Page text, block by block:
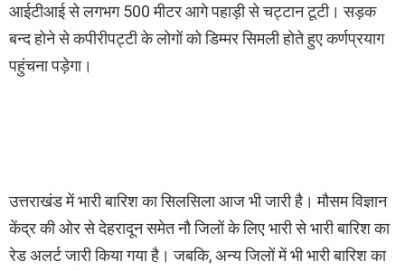
आईटीआई से लगभग 500 मीटर आगे पहाड़ी से चट्टान टूटी। सड़क
बन्द होने से कपीरीपट्टी के लोगों को डिम्मर सिमली होते हुए कर्णप्रयाग
पहुंचना पड़ेगा।
उत्तराखंड में भारी बारिश का सिलसिला आज भी जारी है। मौसम विज्ञान
केंद्र की ओर से देहरादून समेत नौ जिलों के लिए भारी से भारी बारिश का
रेड अलर्ट जारी किया गया है। जबकि, अन्य जिलों में भी भारी बारिश का